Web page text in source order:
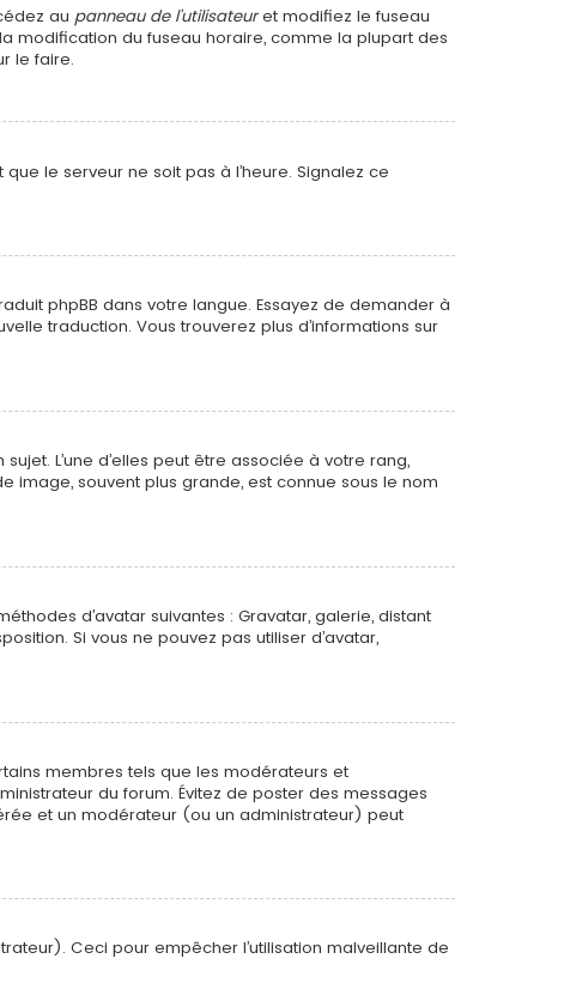
au panneau de l’utilisateuret modifiez le fuseau
modification du fuseau horaire, comme la plupart des
le faire.
le serveur ne soit pas à l’heure. Signalez ce
phpBB dans votre langue. Essayez de demander à
traduction. Vous trouverez plus d’informations sur
L’une d’elles peut être associée à votre rang,
image, souvent plus grande, est connue sous le nom
d’avatar suivantes : Gravatar, galerie, distant
Si vous ne pouvez pas utiliser d’avatar,
membres tels que les modérateurs et
du forum. Évitez de poster des messages
et un modérateur (ou un administrateur) peut
Ceci pour empêcher l’utilisation malveillante de